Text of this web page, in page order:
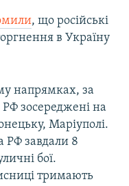
, що російські
в Україну
напрямках, за
зосереджені на
Маріуполі.
РФ завдали 8
бої.
тримають